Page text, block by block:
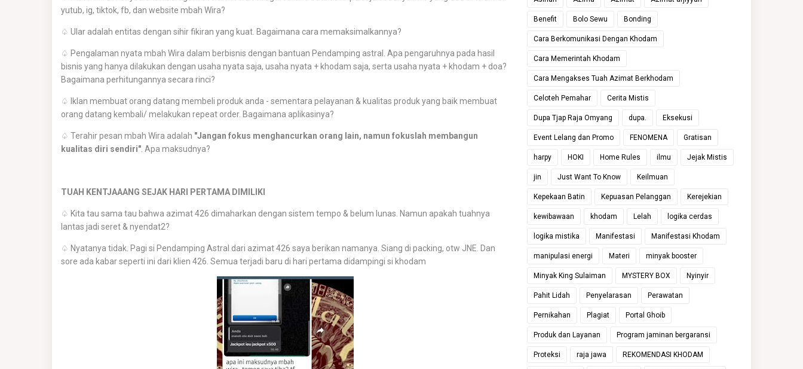
yutub, ig, tiktok, fb, dan website mbah Wira?
♤ Ular adalah entitas dengan sihir fikiran yang kuat. Bagaimana cara memaksimalkannya?
♤ Pengalaman nyata mbah Wira dalam berbisnis dengan bantuan Pendamping astral. Apa pengaruhnya pada hasil
bisnis yang hanya dilakukan dengan usaha nyata saja, usaha nyata + khodam saja, serta usaha nyata + khodam + doa?
Bagaimana perhitungannya secara rinci?
♤ Iklan membuat orang datang membeli produk anda - sementara pelayanan & kualitas produk yang baik membuat
orang datang kembali/ melakukan repeat order. Bagaimana aplikasinya?
♤ Terahir pesan mbah Wira adalah "Jangan fokus menghancurkan orang lain, namun fokuslah membangun
kualitas diri sendiri" . Apa maksudnya?
TUAH KENTJAAANG SEJAK HARI PERTAMA DIMILIKI
♤ Kita tau sama tau bahwa azimat 426 dimaharkan dengan sistem tempo & belum lunas. Namun apakah tuahnya
lantas jadi seret & nyendat2?
♤ Nyatanya tidak. Pagi si Pendamping Astral dari azimat 426 saya berikan namanya. Siang di packing, otw JNE. Dan
sore ada kabar seperti ini dari klien 426. Semua terjadi baru di hari pertama didampingi si khodam
Benefit Bolo Sewu Bonding
Cara Berkomunikasi Dengan Khodam
Cara Memerintah Khodam
Cara Mengakses Tuah Azimat Berkhodam
Celoteh Pemahar Cerita Mistis
Dupa Tjap Raja Omyang dupa. Eksekusi
Event Lelang dan Promo FENOMENA Gratisan
harpy HOKI Home Rules ilmu Jejak Mistis
jin Just Want To Know Keilmuan
Kepekaan Batin Kepuasan Pelanggan Kerejekian
kewibawaan khodam Lelah logika cerdas
logika mistika Manifestasi Manifestasi Khodam
manipulasi energi Materi minyak booster
Minyak King Sulaiman MYSTERY BOX Nyinyir
Pahit Lidah Penyelarasan Perawatan
Pernikahan Plagiat Portal Ghoib
Produk dan Layanan Program jaminan bergaransi
Proteksi raja jawa REKOMENDASI KHODAM